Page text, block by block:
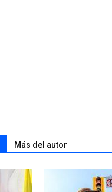
Más del autor